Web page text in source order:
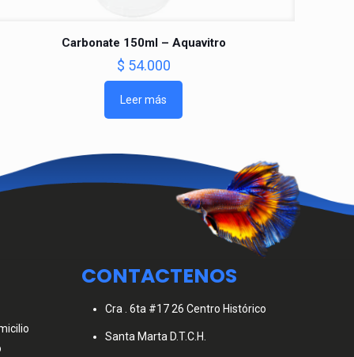
Carbonate 150ml – Aquavitro
$ 54.000
Leer más
CONTACTENOS
Cra . 6ta #17 26 Centro Histórico
Santa Marta D.T.C.H.